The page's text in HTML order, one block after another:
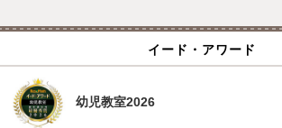
イード・アワード
幼児教室2026